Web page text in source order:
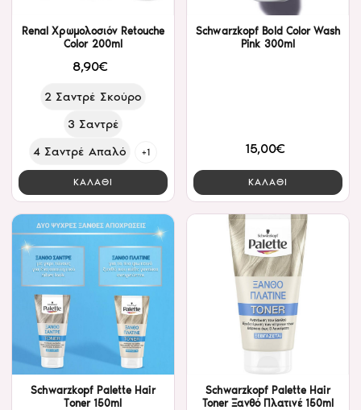
Renal Χρωμολοσιόν Retouche
Color 200ml
8,90€
2 Σαντρέ Σκούρο
3 Σαντρέ
4 Σαντρέ Απαλό
+1
ΚΑΛΑΘΙ
Schwarzkopf Bold Color Wash
Pink 300ml
15,00€
ΚΑΛΑΘΙ
Schwarzkopf Palette Hair
Toner 150ml
Schwarzkopf Palette Hair
Toner Ξανθό Πλατινέ 150ml